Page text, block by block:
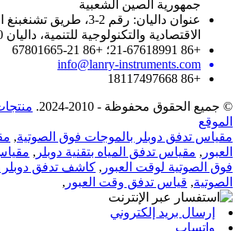
جمهورية الصين الشعبية
عنوان داليان: رقم 2-3،
الاقتصادية والتكنولوجية للتنمية، داليان 116600، الصين
+86 21-67618991؛ +86 21-67801665
info@lanry-instruments.com
+86 18117497668
© جميع الحقوق محفوظة - 2010-2024.
الموقع
مقياس تدفق دوبلر بالموجات فوق الصوتية,
العبور , مقياس تدفق المياه بتقنية دوبلر ,
فوق الصوتية لوقت العبور , كاشف تدفق دوبلر
الصوتية, قياس تدفق وقت العبور ,
إرسال بريد إلكتروني
واتساب